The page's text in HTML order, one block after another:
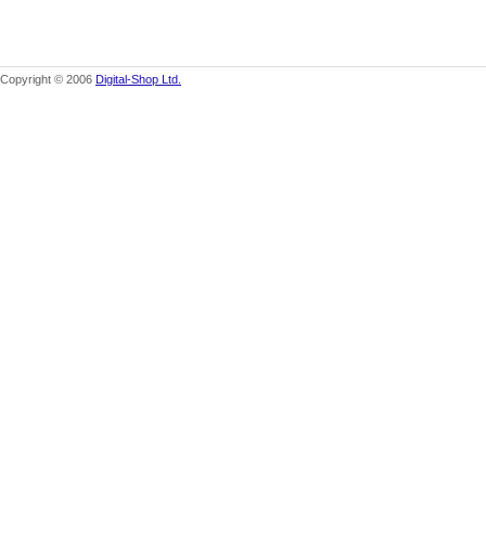
Copyright © 2006 Digital-Shop Ltd.